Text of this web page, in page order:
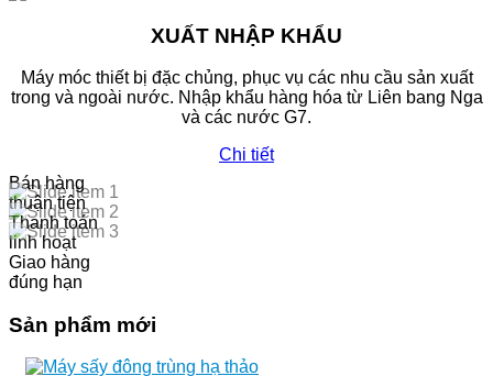
XUẤT NHẬP KHẨU
Máy móc thiết bị đặc chủng, phục vụ các nhu cầu sản xuất
trong và ngoài nước. Nhập khẩu hàng hóa từ Liên bang Nga
và các nước G7.
Chi tiết
Bán hàng
thuận tiện
Thanh toán
linh hoạt
Giao hàng
đúng hạn
Sản phẩm mới